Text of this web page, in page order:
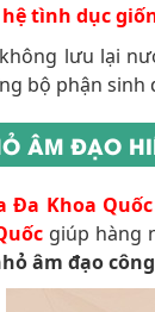
tình dục
lưu lại
bộ phận sinh
ÂM ĐẠO
Đa Khoa
giúp hàng
âm đạo